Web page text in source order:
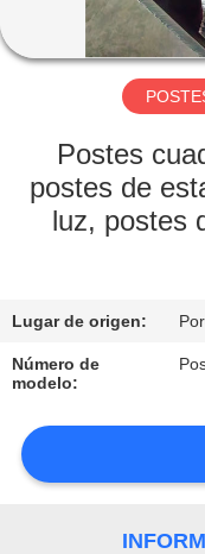
VISITA
FÁBRICA
CALIDAD
NOTICIAS
Postes
postes de
luz, postes
Lugar de origen:
Número de
modelo: